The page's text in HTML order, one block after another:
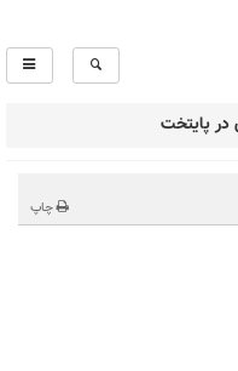
در پایتخت
چاپ